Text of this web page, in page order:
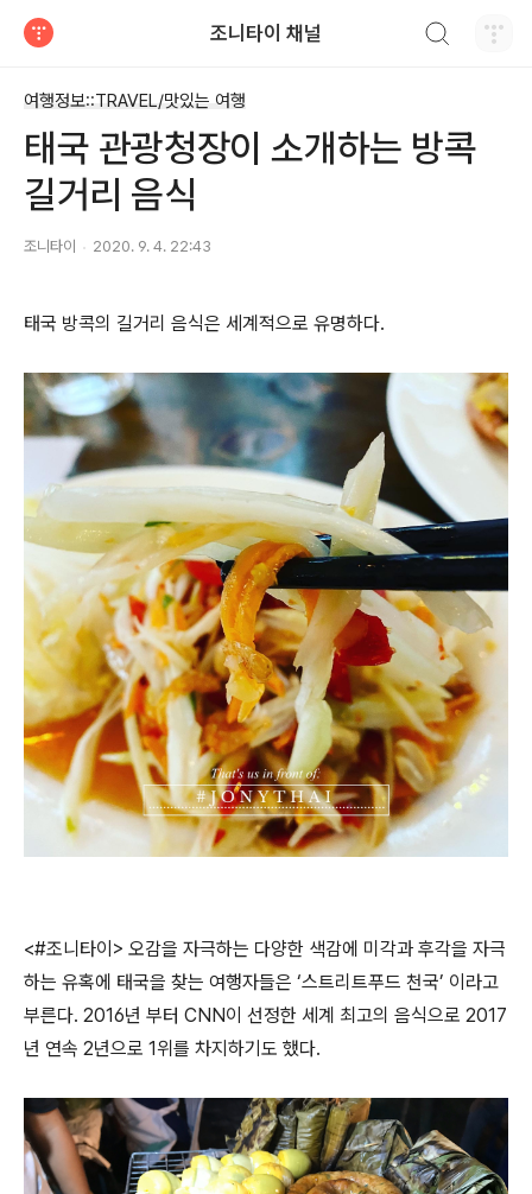
조니타이 채널
여행정보::TRAVEL/맛있는 여행
태국 관광청장이 소개하는 방콕
길거리 음식
조니타이 2020. 9. 4. 22:43
태국 방콕의 길거리 음식은 세계적으로 유명하다.
<#조니타이> 오감을 자극하는 다양한 색감에 미각과 후각을 자극
하는 유혹에 태국을 찾는 여행자들은 ‘스트리트푸드 천국’ 이라고
부른다. 2016년 부터 CNN이 선정한 세계 최고의 음식으로 2017
년 연속 2년으로 1위를 차지하기도 했다.